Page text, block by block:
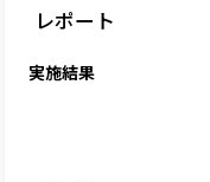
レポート
実施結果